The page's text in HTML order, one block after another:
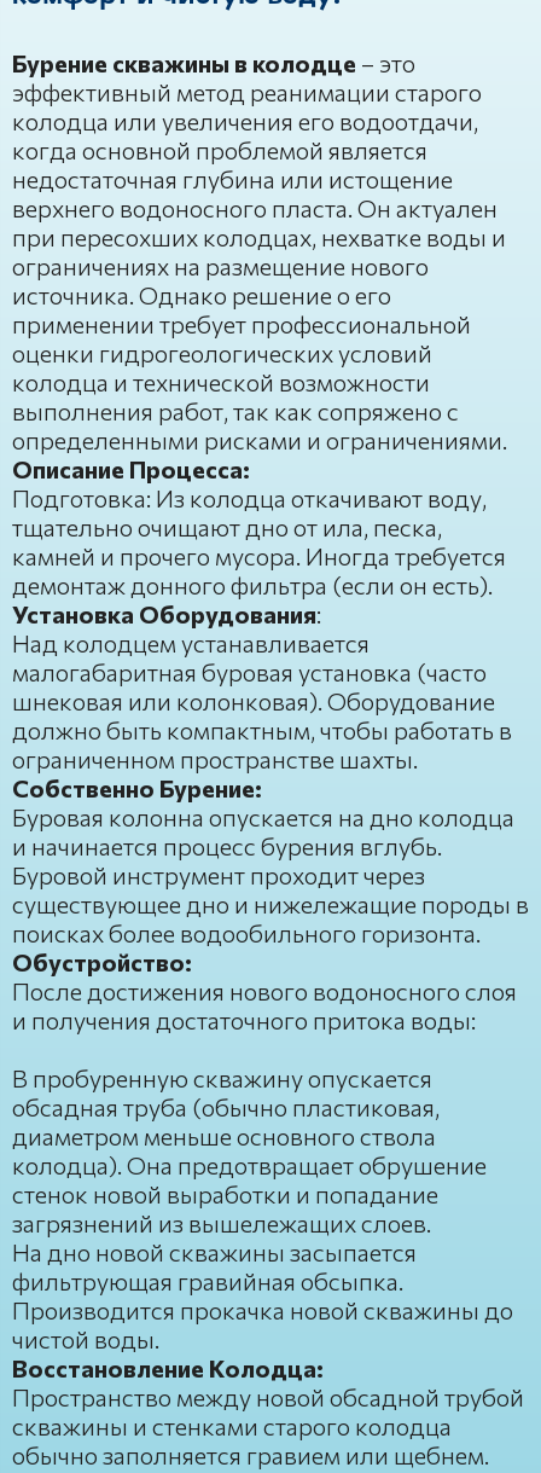
Бурение скважины в колодце – это
эффективный метод реанимации старого
колодца или увеличения его водоотдачи,
когда основной проблемой является
недостаточная глубина или истощение
верхнего водоносного пласта. Он актуален
при пересохших колодцах, нехватке воды и
ограничениях на размещение нового
источника. Однако решение о его
применении требует профессиональной
оценки гидрогеологических условий
колодца и технической возможности
выполнения работ, так как сопряжено с
определенными рисками и ограничениями.
Описание Процесса:
Подготовка: Из колодца откачивают воду,
тщательно очищают дно от ила, песка,
камней и прочего мусора. Иногда требуется
демонтаж донного фильтра (если он есть).
Установка Оборудования:
Над колодцем устанавливается
малогабаритная буровая установка (часто
шнековая или колонковая). Оборудование
должно быть компактным, чтобы работать в
ограниченном пространстве шахты.
Собственно Бурение:
Буровая колонна опускается на дно колодца
и начинается процесс бурения вглубь.
Буровой инструмент проходит через
существующее дно и нижележащие породы в
поисках более водообильного горизонта.
Обустройство:
После достижения нового водоносного слоя
и получения достаточного притока воды:
В пробуренную скважину опускается
обсадная труба (обычно пластиковая,
диаметром меньше основного ствола
колодца). Она предотвращает обрушение
стенок новой выработки и попадание
загрязнений из вышележащих слоев.
На дно новой скважины засыпается
фильтрующая гравийная обсыпка.
Производится прокачка новой скважины до
чистой воды.
Восстановление Колодца:
Пространство между новой обсадной трубой
скважины и стенками старого колодца
обычно заполняется гравием или щебнем.